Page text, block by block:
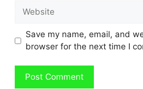
Website
Save my name, email, and
browser for the next time I